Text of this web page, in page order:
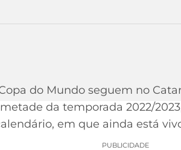
do Mundo seguem no
da temporada 2022/
em que ainda está
PUBLICIDADE